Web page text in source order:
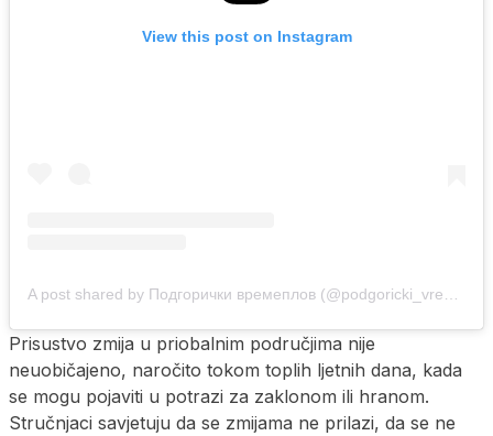
View this post on Instagram
Prisustvo zmija u priobalnim područjima nije
neuobičajeno, naročito tokom toplih ljetnih dana, kada
se mogu pojaviti u potrazi za zaklonom ili hranom.
Stručnjaci savjetuju da se zmijama ne prilazi, da se ne